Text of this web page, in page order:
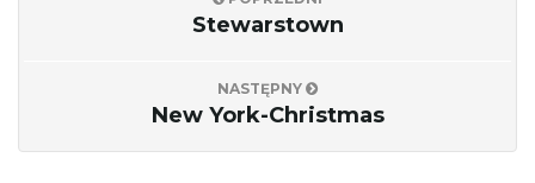
Stewarstown
NASTĘPNY
New York-Christmas